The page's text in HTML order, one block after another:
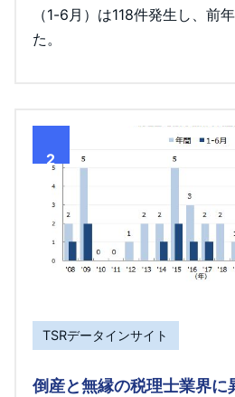
（1-6月）は118件発生し、前
た。
2
TSRデータインサイト
倒産と無縁の税理士業界